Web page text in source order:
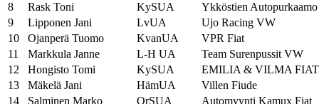
8
Rask Toni KySUA
Ykköstien
9
Lipponen Jani LvUA
Ujo Racing VW
10
Ojanperä Tuomo KvanUA
VPR Fiat
11
Markkula Janne L-H UA
Team Surenpussit VW
12
Hongisto Tomi KySUA
EMILIA & VILMA FIAT
13
Mäkelä Jani HämUA
Villen Fiude
14
Salminen Marko OrSUA
Automyynti Kamux Fiat